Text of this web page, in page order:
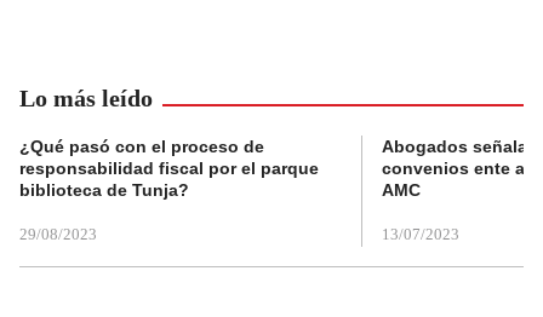
Lo más leído
¿Qué pasó con el proceso de
responsabilidad fiscal por el parque
biblioteca de Tunja?
29/08/2023
Abogados
convenios ente
AMC
13/07/2023